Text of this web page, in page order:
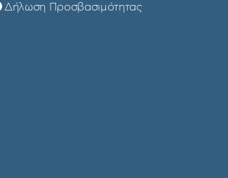
Δήλωση Προσβασιμότητας